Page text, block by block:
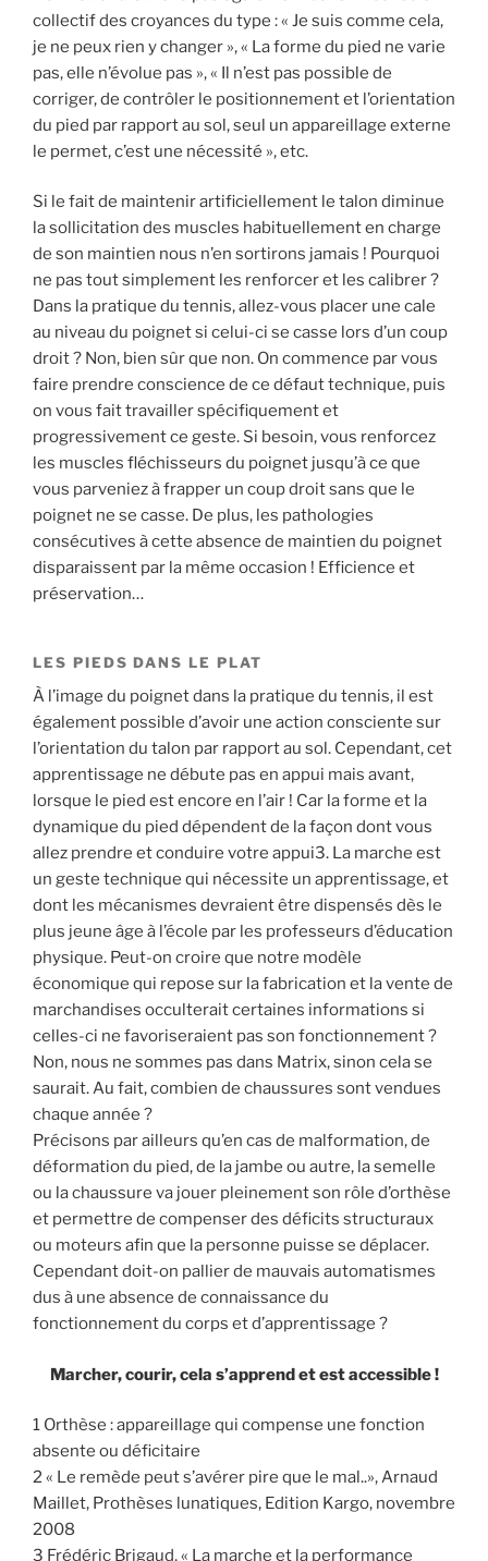
collectif des croyances du type : « Je suis comme cela,
je ne peux rien y changer », « La forme du pied ne varie
pas, elle n’évolue pas », « Il n’est pas possible de
corriger, de contrôler le positionnement et l’orientation
du pied par rapport au sol, seul un appareillage externe
le permet, c’est une nécessité », etc.
Si le fait de maintenir artificiellement le talon diminue
la sollicitation des muscles habituellement en charge
de son maintien nous n’en sortirons jamais ! Pourquoi
ne pas tout simplement les renforcer et les calibrer ?
Dans la pratique du tennis, allez-vous placer une cale
au niveau du poignet si celui-ci se casse lors d’un coup
droit ? Non, bien sûr que non. On commence par vous
faire prendre conscience de ce défaut technique, puis
on vous fait travailler spécifiquement et
progressivement ce geste. Si besoin, vous renforcez
les muscles fléchisseurs du poignet jusqu’à ce que
vous parveniez à frapper un coup droit sans que le
poignet ne se casse. De plus, les pathologies
consécutives à cette absence de maintien du poignet
disparaissent par la même occasion ! Efficience et
préservation…
LES PIEDS DANS LE PLAT
À l’image du poignet dans la pratique du tennis, il est
également possible d’avoir une action consciente sur
l’orientation du talon par rapport au sol. Cependant, cet
apprentissage ne débute pas en appui mais avant,
lorsque le pied est encore en l’air ! Car la forme et la
dynamique du pied dépendent de la façon dont vous
allez prendre et conduire votre appui3. La marche est
un geste technique qui nécessite un apprentissage, et
dont les mécanismes devraient être dispensés dès le
plus jeune âge à l’école par les professeurs d’éducation
physique. Peut-on croire que notre modèle
économique qui repose sur la fabrication et la vente de
marchandises occulterait certaines informations si
celles-ci ne favoriseraient pas son fonctionnement ?
Non, nous ne sommes pas dans Matrix, sinon cela se
saurait. Au fait, combien de chaussures sont vendues
chaque année ?
Précisons par ailleurs qu’en cas de malformation, de
déformation du pied, de la jambe ou autre, la semelle
ou la chaussure va jouer pleinement son rôle d’orthèse
et permettre de compenser des déficits structuraux
ou moteurs afin que la personne puisse se déplacer.
Cependant doit-on pallier de mauvais automatismes
dus à une absence de connaissance du
fonctionnement du corps et d’apprentissage ?
Marcher, courir, cela s’apprend et est accessible !
1 Orthèse : appareillage qui compense une fonction
absente ou déficitaire
2 « Le remède peut s’avérer pire que le mal..», Arnaud
Maillet, Prothèses lunatiques, Edition Kargo, novembre
2008
3 Frédéric Brigaud, « La marche et la performance